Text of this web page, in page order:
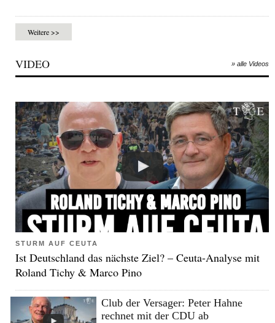
Weitere >>
VIDEO » alle Videos
STURM AUF CEUTA
Ist Deutschland das nächste Ziel? – Ceuta-Analyse mit
Roland Tichy & Marco Pino
Club der Versager: Peter Hahne
rechnet mit der CDU ab